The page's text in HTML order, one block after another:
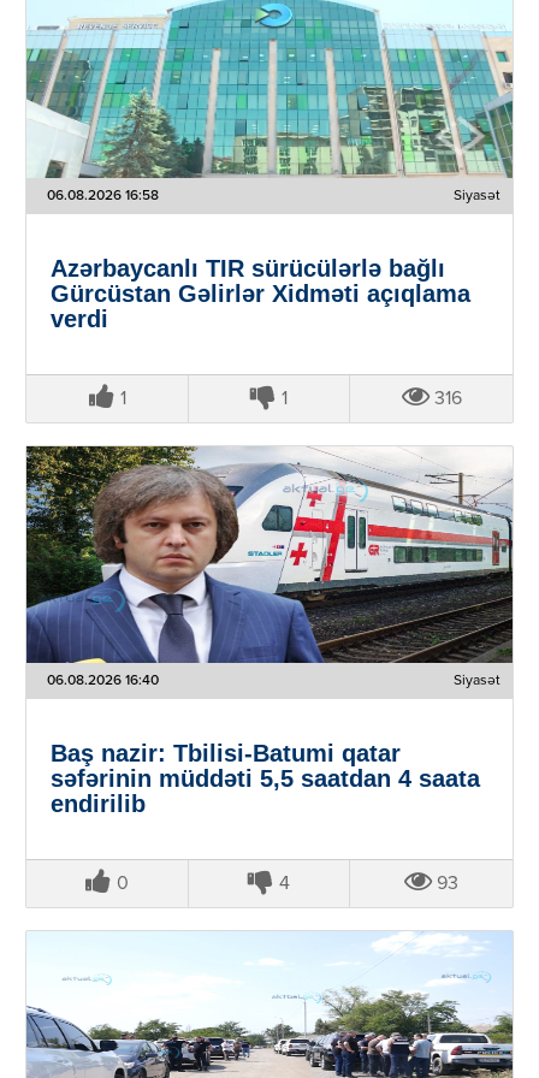
06.08.2026 16:58 Siyasət
Azərbaycanlı TIR sürücülərlə bağlı
Gürcüstan Gəlirlər Xidməti açıqlama
verdi
1 1 316
06.08.2026 16:40 Siyasət
Baş nazir: Tbilisi-Batumi qatar
səfərinin müddəti 5,5 saatdan 4 saata
endirilib
0 4 93